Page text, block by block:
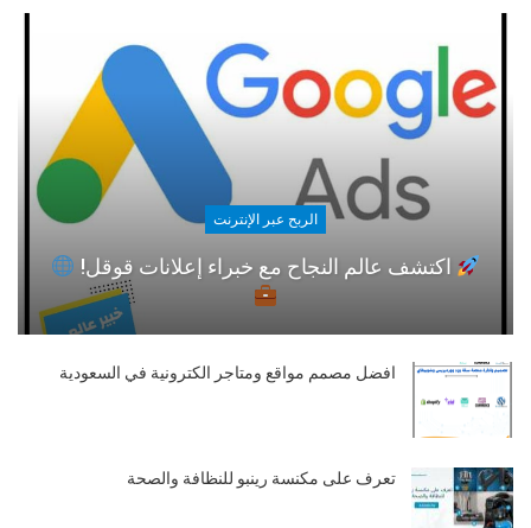
الربح عبر الإنترنت
اكتشف عالم النجاح مع خبراء إعلانات قوقل!
افضل مصمم مواقع ومتاجر الكترونية في السعودية
تعرف على مكنسة رينبو للنظافة والصحة